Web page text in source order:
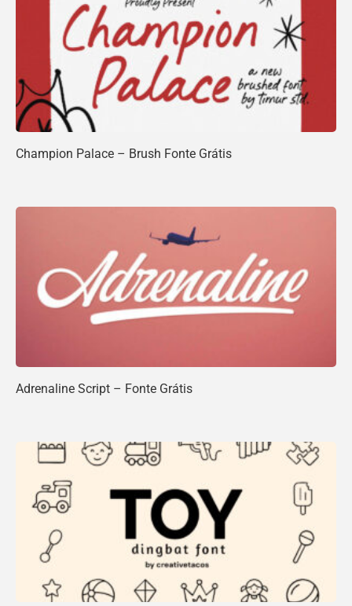
Champion Palace – Brush Fonte Grátis
Adrenaline Script – Fonte Grátis